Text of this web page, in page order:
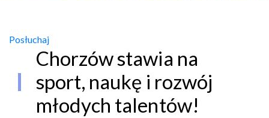
Posłuchaj
Chorzów stawia na
sport, naukę i rozwój
młodych talentów!